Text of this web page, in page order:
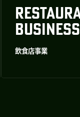
BUSINESS
飲食店事業